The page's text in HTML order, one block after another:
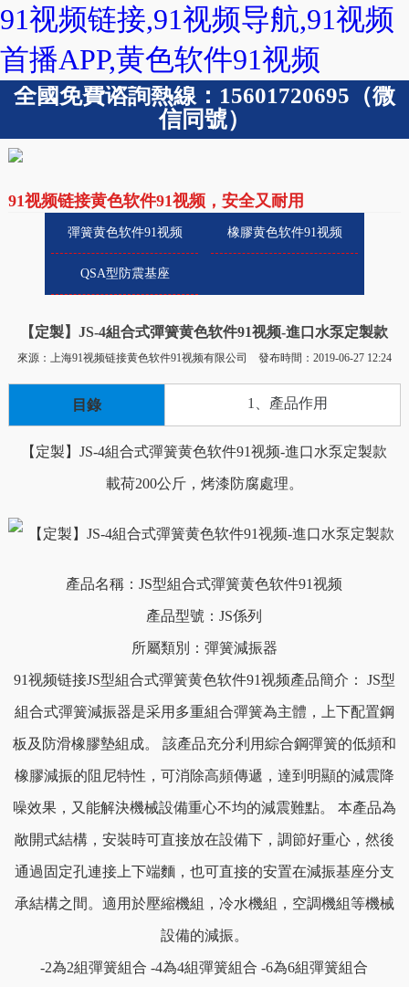
91视频链接,91视频导航,91视频
首播APP,黄色软件91视频
全國免費谘詢熱線：15601720695（微
信同號）
91视频链接黄色软件91视频，安全又耐用
彈簧黄色软件91视频 橡膠黄色软件91视频
QSA型防震基座
【定製】JS-4組合式彈簧黄色软件91视频-進口水泵定製款
來源：上海91视频链接黄色软件91视频有限公司 發布時間：2019-06-27 12:24
目錄 1、產品作用
【定製】JS-4組合式彈簧黄色软件91视频-進口水泵定製款
載荷200公斤，烤漆防腐處理。
產品名稱：JS型組合式彈簧黄色软件91视频
產品型號：JS係列
所屬類別：彈簧減振器
91视频链接JS型組合式彈簧黄色软件91视频產品簡介： JS型
組合式彈簧減振器是采用多重組合彈簧為主體，上下配置鋼
板及防滑橡膠墊組成。 該產品充分利用綜合鋼彈簧的低頻和
橡膠減振的阻尼特性，可消除高頻傳遞，達到明顯的減震降
噪效果，又能解決機械設備重心不均的減震難點。 本產品為
敞開式結構，安裝時可直接放在設備下，調節好重心，然後
通過固定孔連接上下端麵，也可直接的安置在減振基座分支
承結構之間。適用於壓縮機組，冷水機組，空調機組等機械
設備的減振。
-2為2組彈簧組合 -4為4組彈簧組合 -6為6組彈簧組合